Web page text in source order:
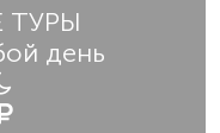
ТУРЫ
день